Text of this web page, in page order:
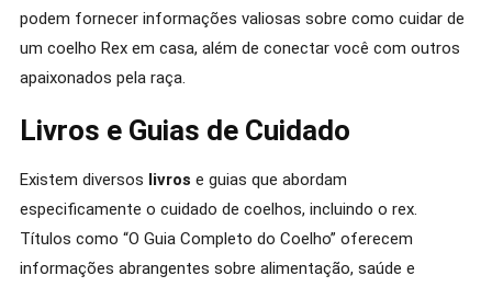
podem fornecer informações valiosas sobre como cuidar de
um coelho Rex em casa, além de conectar você com outros
apaixonados pela raça.
Livros e Guias de Cuidado
Existem diversos livros e guias que abordam
especificamente o cuidado de coelhos, incluindo o rex.
Títulos como “O Guia Completo do Coelho” oferecem
informações abrangentes sobre alimentação, saúde e